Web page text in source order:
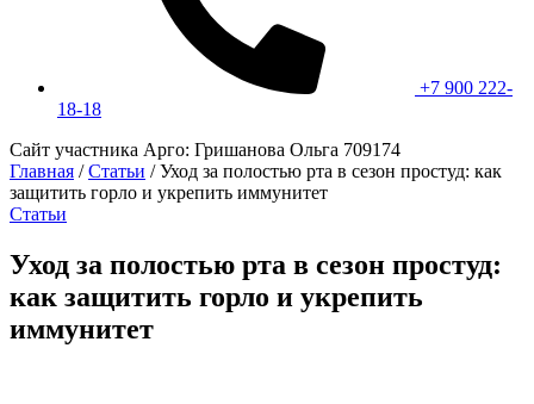
+7 900 222-
18-18
Сайт участника Арго: Гришанова Ольга 709174
Главная / Статьи / Уход за полостью рта в сезон простуд: как
защитить горло и укрепить иммунитет
Статьи
Уход за полостью рта в сезон простуд:
как защитить горло и укрепить
иммунитет